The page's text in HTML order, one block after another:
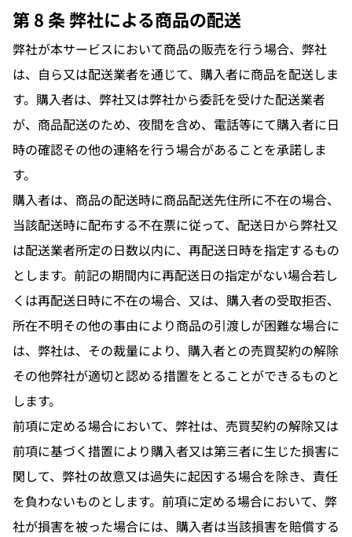
第 8 条 弊社による商品の配送
弊社が本サービスにおいて商品の販売を行う場合、弊社
は、自ら又は配送業者を通じて、購入者に商品を配送しま
す。購入者は、弊社又は弊社から委託を受けた配送業者
が、商品配送のため、夜間を含め、電話等にて購入者に日
時の確認その他の連絡を行う場合があることを承諾しま
す。
購入者は、商品の配送時に商品配送先住所に不在の場合、
当該配送時に配布する不在票に従って、配送日から弊社又
は配送業者所定の日数以内に、再配送日時を指定するもの
とします。前記の期間内に再配送日の指定がない場合若し
くは再配送日時に不在の場合、又は、購入者の受取拒否、
所在不明その他の事由により商品の引渡しが困難な場合に
は、弊社は、その裁量により、購入者との売買契約の解除
その他弊社が適切と認める措置をとることができるものと
します。
前項に定める場合において、弊社は、売買契約の解除又は
前項に基づく措置により購入者又は第三者に生じた損害に
関して、弊社の故意又は過失に起因する場合を除き、責任
を負わないものとします。前項に定める場合において、弊
社が損害を被った場合には、購入者は当該損害を賠償する